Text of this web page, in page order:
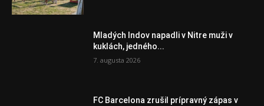
Mladých Indov napadli v Nitre muži v
kuklách, jedného...
7. augusta 2026
FC Barcelona zrušil prípravný zápas v